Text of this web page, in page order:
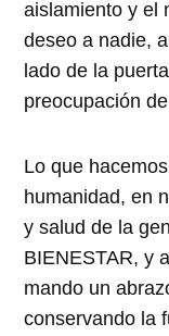
aislamiento y el
deseo a nadie,
lado de la
preocupación
Lo que
humanidad, en
y salud de la
BIENESTAR, y
mando un
conservando la